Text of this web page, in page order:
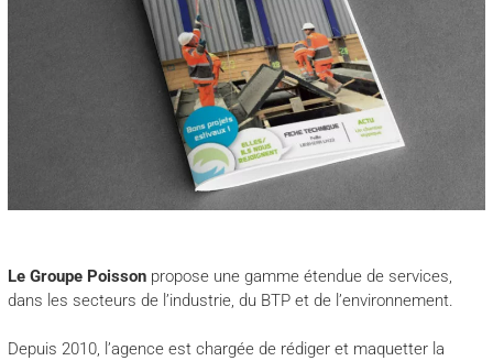
Le Groupe Poissonpropose une gamme étendue de services,
dans les secteurs de l’industrie, du BTP et de l’environnement.
Depuis 2010, l’agence est chargée de rédiger et maquetter la